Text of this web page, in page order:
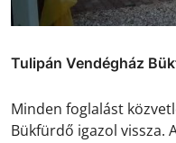
Tulipán Vendégház
Minden foglalást
Bükfürdő igazol vissza.